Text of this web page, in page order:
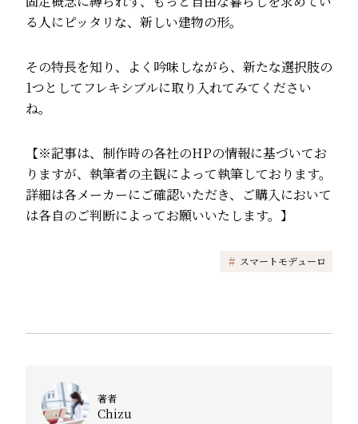
る人にピッタリな、新しい建物の形。
その特長を知り、よく吟味しながら、新たな選択肢の
1つとしてフレキシブルに取り入れてみてください
ね。
【※記事は、制作時の各社のHPの情報に基づいてお
りますが、執筆者の主観によって執筆しております。
詳細は各メーカーにご確認いただき、ご購入において
は各自のご判断によってお願いいたします。】
# スマートモデューロ
著者
Chizu